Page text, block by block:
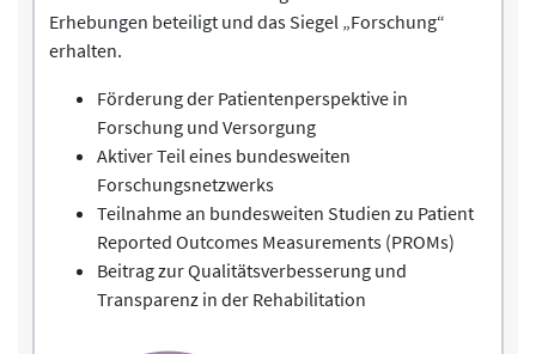
Erhebungen beteiligt und das Siegel „Forschung“
erhalten.
Förderung der Patientenperspektive in
Forschung und Versorgung
Aktiver Teil eines bundesweiten
Forschungsnetzwerks
Teilnahme an bundesweiten Studien zu Patient
Reported Outcomes Measurements (PROMs)
Beitrag zur Qualitätsverbesserung und
Transparenz in der Rehabilitation